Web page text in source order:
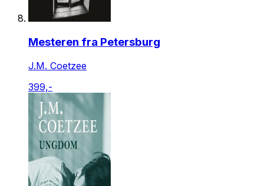
Mesteren fra Petersburg
J.M. Coetzee
399,-